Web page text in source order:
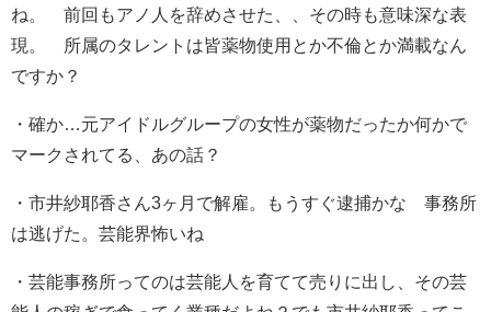
ね。 前回もアノ人を辞めさせた、、その時も意味深な表
現。 所属のタレントは皆薬物使用とか不倫とか満載なん
ですか？
・ 確か…元アイドルグループの女性が薬物だったか何かで
マークされてる、あの話？
・ 市井紗耶香さん3ヶ月で解雇。
もうすぐ逮捕かな 事務所
は逃げた。 芸能界怖いね
・ 芸能事務所ってのは芸能人を育てて売りに出し、その芸